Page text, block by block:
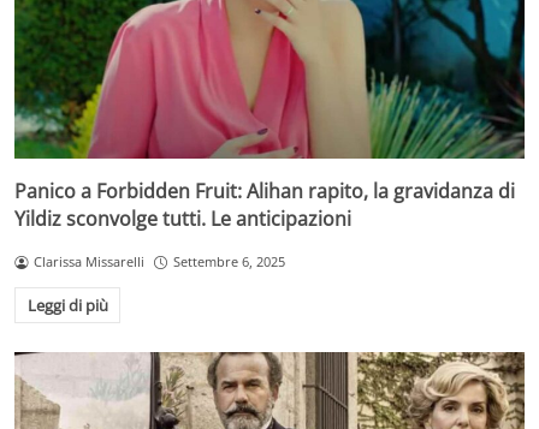
Panico a Forbidden Fruit: Alihan rapito, la gravidanza di
Yildiz sconvolge tutti. Le anticipazioni
Clarissa Missarelli Settembre 6, 2025
Leggi di più